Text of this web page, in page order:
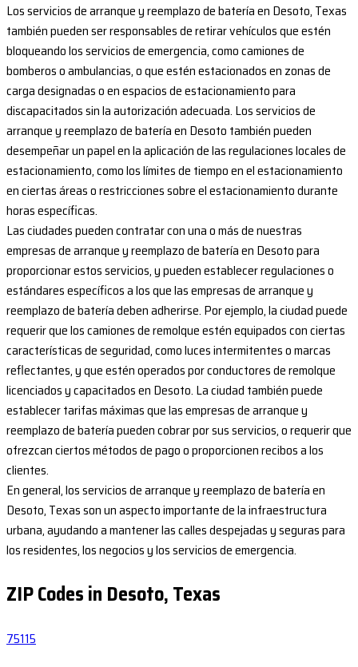
Los servicios de arranque y reemplazo de batería en Desoto, Texas
también pueden ser responsables de retirar vehículos que estén
bloqueando los servicios de emergencia, como camiones de
bomberos o ambulancias, o que estén estacionados en zonas de
carga designadas o en espacios de estacionamiento para
discapacitados sin la autorización adecuada. Los servicios de
arranque y reemplazo de batería en Desoto también pueden
desempeñar un papel en la aplicación de las regulaciones locales de
estacionamiento, como los límites de tiempo en el estacionamiento
en ciertas áreas o restricciones sobre el estacionamiento durante
horas específicas.
Las ciudades pueden contratar con una o más de nuestras
empresas de arranque y reemplazo de batería en Desoto para
proporcionar estos servicios, y pueden establecer regulaciones o
estándares específicos a los que las empresas de arranque y
reemplazo de batería deben adherirse. Por ejemplo, la ciudad puede
requerir que los camiones de remolque estén equipados con ciertas
características de seguridad, como luces intermitentes o marcas
reflectantes, y que estén operados por conductores de remolque
licenciados y capacitados en Desoto. La ciudad también puede
establecer tarifas máximas que las empresas de arranque y
reemplazo de batería pueden cobrar por sus servicios, o requerir que
ofrezcan ciertos métodos de pago o proporcionen recibos a los
clientes.
En general, los servicios de arranque y reemplazo de batería en
Desoto, Texas son un aspecto importante de la infraestructura
urbana, ayudando a mantener las calles despejadas y seguras para
los residentes, los negocios y los servicios de emergencia.
ZIP Codes in Desoto, Texas
75115